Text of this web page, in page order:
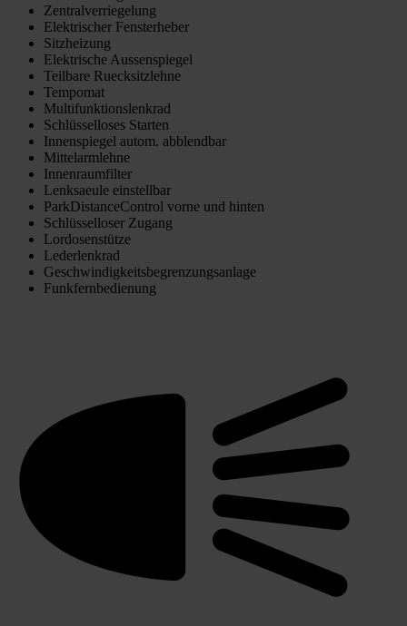
Zentralverriegelung
Elektrischer Fensterheber
Sitzheizung
Elektrische Aussenspiegel
Teilbare Ruecksitzlehne
Tempomat
Multifunktionslenkrad
Schlüsselloses Starten
Innenspiegel autom. abblendbar
Mittelarmlehne
Innenraumfilter
Lenksaeule einstellbar
ParkDistanceControl vorne und hinten
Schlüsselloser Zugang
Lordosenstütze
Lederlenkrad
Geschwindigkeitsbegrenzungsanlage
Funkfernbedienung